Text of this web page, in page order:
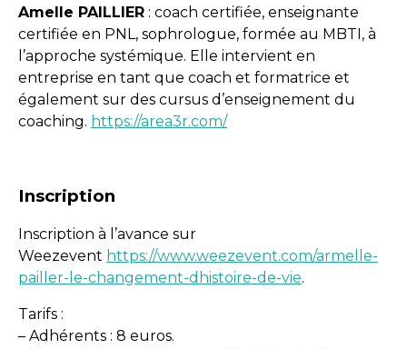
Amelle PAILLIER : coach certifiée, enseignante
certifiée en PNL, sophrologue, formée au MBTI, à
l’approche systémique. Elle intervient en
entreprise en tant que coach et formatrice et
également sur des cursus d’enseignement du
coaching. https://area3r.com/
Inscription
Inscription à l’avance sur
Weezevent https://www.weezevent.com/armelle-
pailler-le-changement-dhistoire-de-vie.
Tarifs :
– Adhérents : 8 euros.